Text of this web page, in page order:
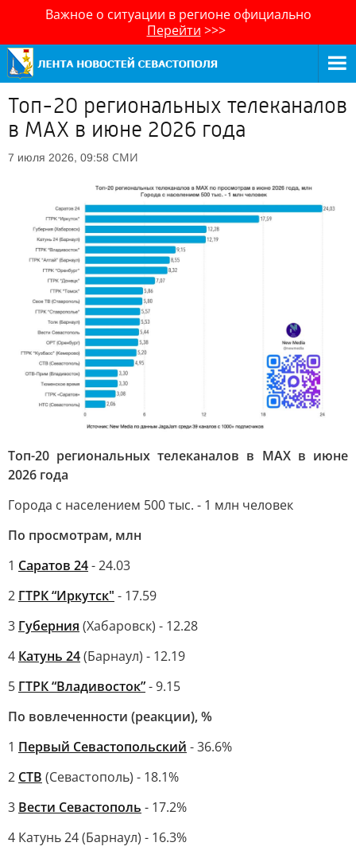
Важное о ситуации в регионе официально
Перейти >>>
Топ-20 региональных телеканалов
в MAX в июне 2026 года
7 июля 2026, 09:58 СМИ
Топ-20 региональных телеканалов в MAX в июне
2026 года
Города с населением 500 тыс. - 1 млн человек
По просмотрам, млн
1 Саратов 24- 24.03
2 ГТРК “Иркутск" - 17.59
3 Губерния (Хабаровск) - 12.28
4 Катунь 24(Барнаул) - 12.19
5 ГТРК “Владивосток”- 9.15
По вовлеченности (реакции), %
1 Первый Севастопольский - 36.6%
2 СТВ (Севастополь) - 18.1%
3 Вести Севастополь - 17.2%
4 Катунь 24 (Барнаул) - 16.3%